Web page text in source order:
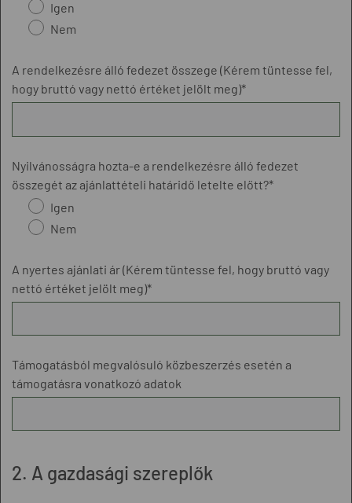
Igen
Nem
A rendelkezésre álló fedezet összege (Kérem tüntesse fel,
hogy bruttó vagy nettó értéket jelölt meg)*
Nyilvánosságra hozta-e a rendelkezésre álló fedezet
összegét az ajánlattételi határidő letelte előtt?*
Igen
Nem
A nyertes ajánlati ár (Kérem tüntesse fel, hogy bruttó vagy
nettó értéket jelölt meg)*
Támogatásból megvalósuló közbeszerzés esetén a
támogatásra vonatkozó adatok
2. A gazdasági szereplők